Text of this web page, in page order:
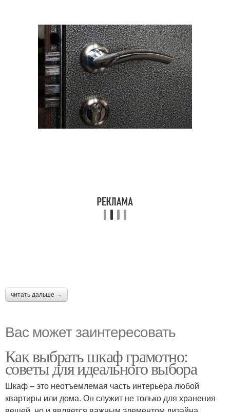
читать дальше →
Вас может заинтересовать
Как выбрать шкаф грамотно:
советы для идеального выбора
Шкаф – это неотъемлемая часть интерьера любой
квартиры или дома. Он служит не только для хранения